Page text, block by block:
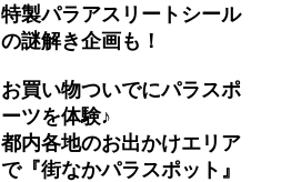
特製パラアスリートシール
の謎解き企画も！
お買い物ついでにパラスポ
ーツを体験♪
都内各地のお出かけエリア
で『街なかパラスポット』